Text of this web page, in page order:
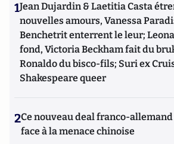
1Jean Dujardin & Laetitia Casta
nouvelles amours, Vanessa
Benchetrit enterrent le leur;
fond, Victoria Beckham fait du
Ronaldo du bisco-fils; Suri ex
Shakespeare queer
2Ce nouveau deal franco-
face à la menace chinoise